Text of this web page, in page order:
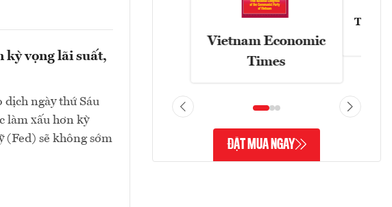
kỳ vọng lãi suất,
ngày thứ Sáu
làm xấu hơn kỳ
sẽ không sớm
Vietnam Economic
Times
Tạp
ĐẶT MUA NGAY